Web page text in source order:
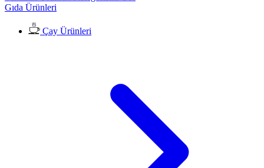
Gıda Ürünleri
Çay Ürünleri